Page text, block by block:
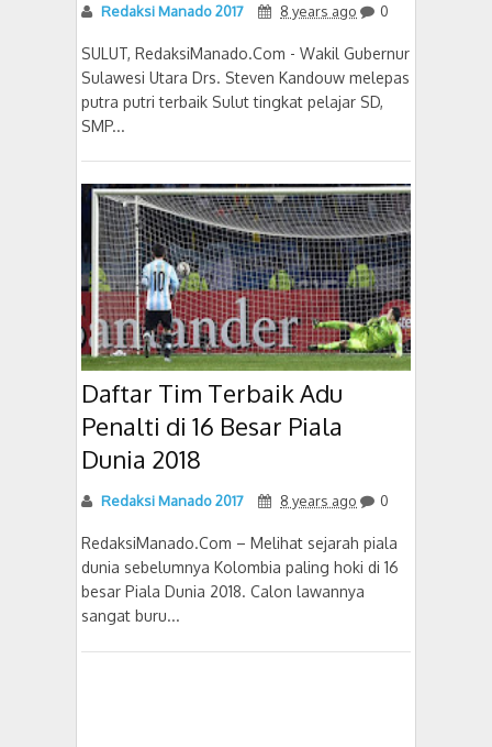
Redaksi Manado 2017 8 years ago 0
SULUT, RedaksiManado.Com - Wakil Gubernur
Sulawesi Utara Drs. Steven Kandouw melepas
putra putri terbaik Sulut tingkat pelajar SD,
SMP...
Daftar Tim Terbaik Adu
Penalti di 16 Besar Piala
Dunia 2018
Redaksi Manado 2017 8 years ago 0
RedaksiManado.Com – Melihat sejarah piala
dunia sebelumnya Kolombia paling hoki di 16
besar Piala Dunia 2018. Calon lawannya
sangat buru...